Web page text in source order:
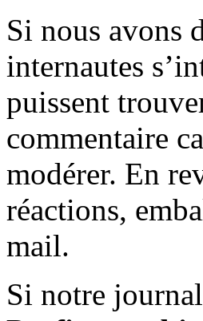
Si nous avons
internautes
puissent
commentaire
modérer. En
réactions,
mail.
Si notre